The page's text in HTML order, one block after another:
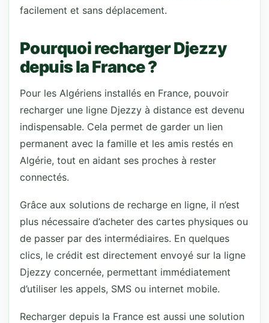
facilement et sans déplacement.
Pourquoi recharger Djezzy
depuis la France ?
Pour les Algériens installés en France, pouvoir
recharger une ligne Djezzy à distance est devenu
indispensable. Cela permet de garder un lien
permanent avec la famille et les amis restés en
Algérie, tout en aidant ses proches à rester
connectés.
Grâce aux solutions de recharge en ligne, il n’est
plus nécessaire d’acheter des cartes physiques ou
de passer par des intermédiaires. En quelques
clics, le crédit est directement envoyé sur la ligne
Djezzy concernée, permettant immédiatement
d’utiliser les appels, SMS ou internet mobile.
Recharger depuis la France est aussi une solution